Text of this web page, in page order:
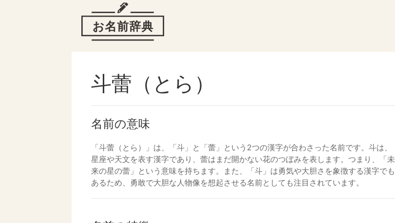
斗蕾（とら）
名前の意味
「斗蕾（とら）」は、「斗」と「蕾」という2つの漢字が合わさった名前です。斗は、
星座や天文を表す漢字であり、蕾はまだ開かない花のつぼみを表します。つまり、「未
来の星の蕾」という意味を持ちます。また、「斗」は勇気や大胆さを象徴する漢字でも
あるため、勇敢で大胆な人物像を想起させる名前としても注目されています。